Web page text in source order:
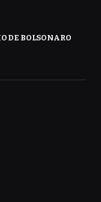
DE BOLSONARO